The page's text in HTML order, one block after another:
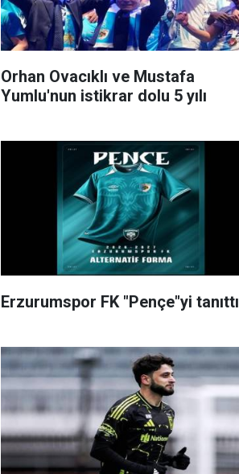
Orhan Ovacıklı ve Mustafa
Yumlu'nun istikrar dolu 5 yılı
Erzurumspor FK "Pençe"yi tanıttı